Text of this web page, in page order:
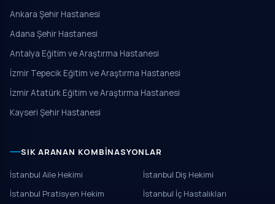
Ankara Şehir Hastanesi
Adana Şehir Hastanesi
Antalya Eğitim ve Araştırma Hastanesi
İzmir Tepecik Eğitim ve Araştırma Hastanesi
İzmir Atatürk Eğitim ve Araştırma Hastanesi
Kayseri Şehir Hastanesi
SIK ARANAN KOMBINASYONLAR
İstanbul Aile Hekimi
İstanbul Diş Hekimi
İstanbul Pratisyen Hekim
İstanbul İç Hastalıkları